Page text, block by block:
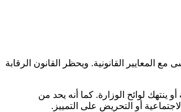
المعايير القانونية. ويحظر القانون الرقابة
ينتهك لوائح الوزارة. كما أنه يحد من
أو التحريض على التمييز.